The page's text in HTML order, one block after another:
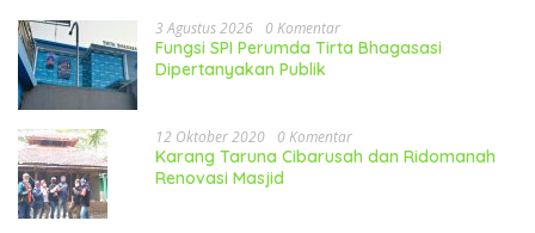
3 Agustus 2026 0 Komentar
Fungsi SPI Perumda Tirta Bhagasasi
Dipertanyakan Publik
12 Oktober 2020 0 Komentar
Karang Taruna Cibarusah dan Ridomanah
Renovasi Masjid